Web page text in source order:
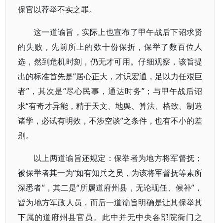
保官以荐举不实之罪。
这一道谕旨，实际上也宣布了甲午战后下诏求贤
的失败，先前所上的数十份保折，保举了数百位人
选，然到危机时刻，仍无才可用。仔细观察，该旨提
出的标准首先是“居心正大，才识宏通，足以力任艰巨
者”，其次是“尽心民事，通达时务”；与甲午战后诏
求“有奇才异能，精于天文、地舆、算法、格致、制造
诸学，必试有明效，不涉空谈”之条件，也有不小的差
别。
以上两道谕旨还规定：保举者为地方将军督抚；
被保举者其一为“如有知兵之员，为该将军督抚等素所
深悉者”，其二是“所属道府州县，无论现任、候补”，
皆为地方军政人员，而后一道谕旨明确是让其保举其
下属的道府州县官员。此中并无中央各部院衙门之